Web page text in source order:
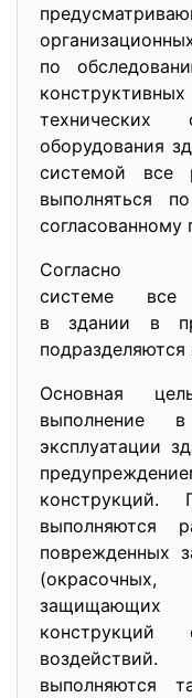
по
оборудования
системой все
выполняться
согласованному
Согласно
системе все
в здании в
Основная
выполнение
эксплуатации
выполняются
поврежденных
конструкций
выполняются